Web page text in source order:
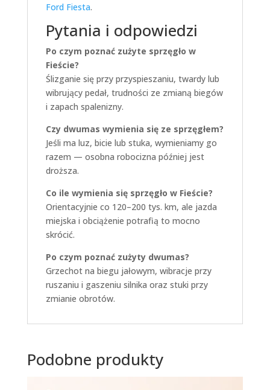
Ford Fiesta.
Pytania i odpowiedzi
Po czym poznać zużyte sprzęgło w
Fieście?
Ślizganie się przy przyspieszaniu, twardy lub
wibrujący pedał, trudności ze zmianą biegów
i zapach spalenizny.
Czy dwumas wymienia się ze sprzęgłem?
Jeśli ma luz, bicie lub stuka, wymieniamy go
razem — osobna robocizna później jest
droższa.
Co ile wymienia się sprzęgło w Fieście?
Orientacyjnie co 120–200 tys. km, ale jazda
miejska i obciążenie potrafią to mocno
skrócić.
Po czym poznać zużyty dwumas?
Grzechot na biegu jałowym, wibracje przy
ruszaniu i gaszeniu silnika oraz stuki przy
zmianie obrotów.
Podobne produkty